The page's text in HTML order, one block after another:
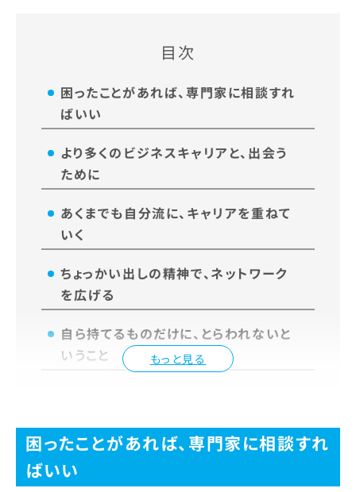
目次
もっと見る
困ったことがあれば、専門家に相談すれ
ばいい
より多くのビジネスキャリアと、出会う
ために
あくまでも自分流に、キャリアを重ねて
いく
ちょっかい出しの精神で、ネットワーク
を広げる
自ら持てるものだけに、とらわれないと
いうこと
困ったことがあれば、専門家に相談すれ
ばいい